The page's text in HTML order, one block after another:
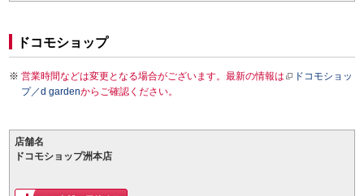
ドコモショップ
営業時間などは変更となる場合がございます。最新の情報は
ドコモショッ
プ／d gardenからご確認ください。
店舗名
ドコモショップ洲本店